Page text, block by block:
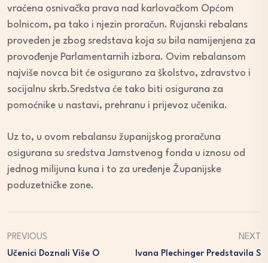
vraćena osnivačka prava nad karlovačkom Općom
bolnicom, pa tako i njezin proračun. Rujanski rebalans
proveden je zbog sredstava koja su bila namijenjena za
provođenje Parlamentarnih izbora. Ovim rebalansom
najviše novca bit će osigurano za školstvo, zdravstvo i
socijalnu skrb.Sredstva će tako biti osigurana za
pomoćnike u nastavi, prehranu i prijevoz učenika.
Uz to, u ovom rebalansu županijskog proračuna
osigurana su sredstva Jamstvenog fonda u iznosu od
jednog milijuna kuna i to za uređenje Županijske
poduzetničke zone.
PREVIOUS
Učenici Doznali Više O
NEXT
Ivana Plechinger Predstavila S